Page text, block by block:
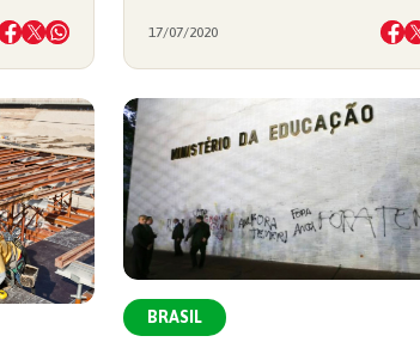
17/07/2020
BRASIL